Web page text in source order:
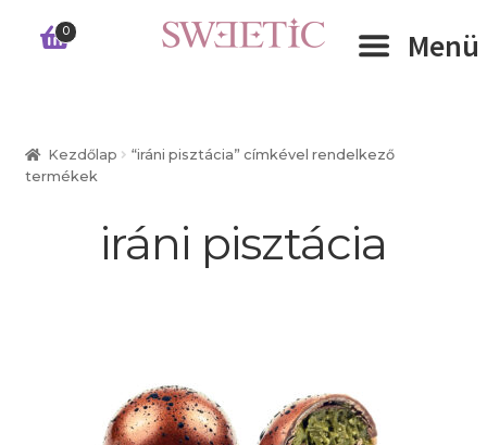
Ugrás
Kilépés
0 Menü
CÉGEKNEK
Kezdőlap
“iráni pisztácia” címkével rendelkező
termékek
iráni pisztácia